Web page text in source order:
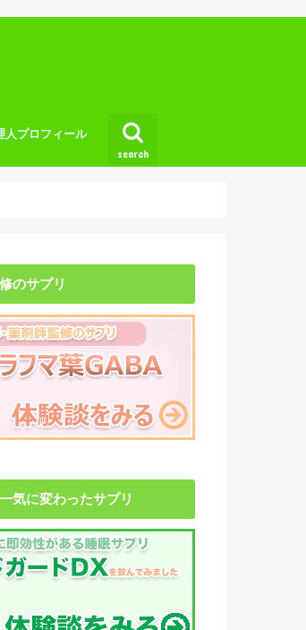
search
人プロフィール
のサプリ
気に変わったサプリ